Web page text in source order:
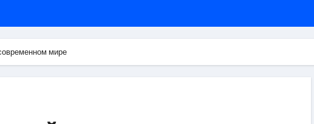
принципы, показания и этапы установки импланта за один день
МРТ на современном магнитно-резонансном томографе
мире